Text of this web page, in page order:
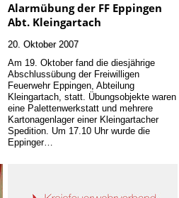
Alarmübung der FF Eppingen
Abt. Kleingartach
20. Oktober 2007
Am 19. Oktober fand die diesjährige
Abschlussübung der Freiwilligen
Feuerwehr Eppingen, Abteilung
Kleingartach, statt. Übungsobjekte waren
eine Palettenwerkstatt und mehrere
Kartonagenlager einer Kleingartacher
Spedition. Um 17.10 Uhr wurde die
Eppinger…